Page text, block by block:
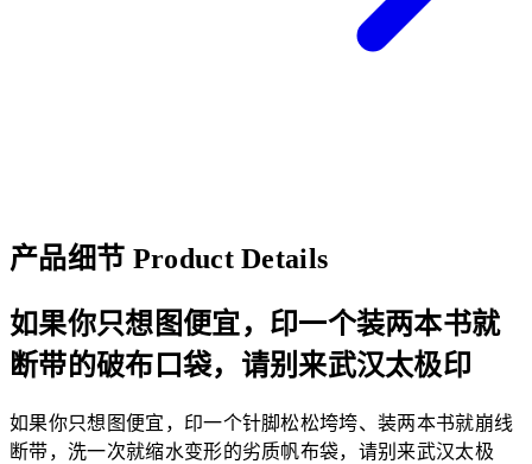
产品细节 Product Details
如果你只想图便宜，印一个装两本书就
断带的破布口袋，请别来武汉太极印
如果你只想图便宜，印一个针脚松松垮垮、装两本书就崩线
断带，洗一次就缩水变形的劣质帆布袋，请别来武汉太极